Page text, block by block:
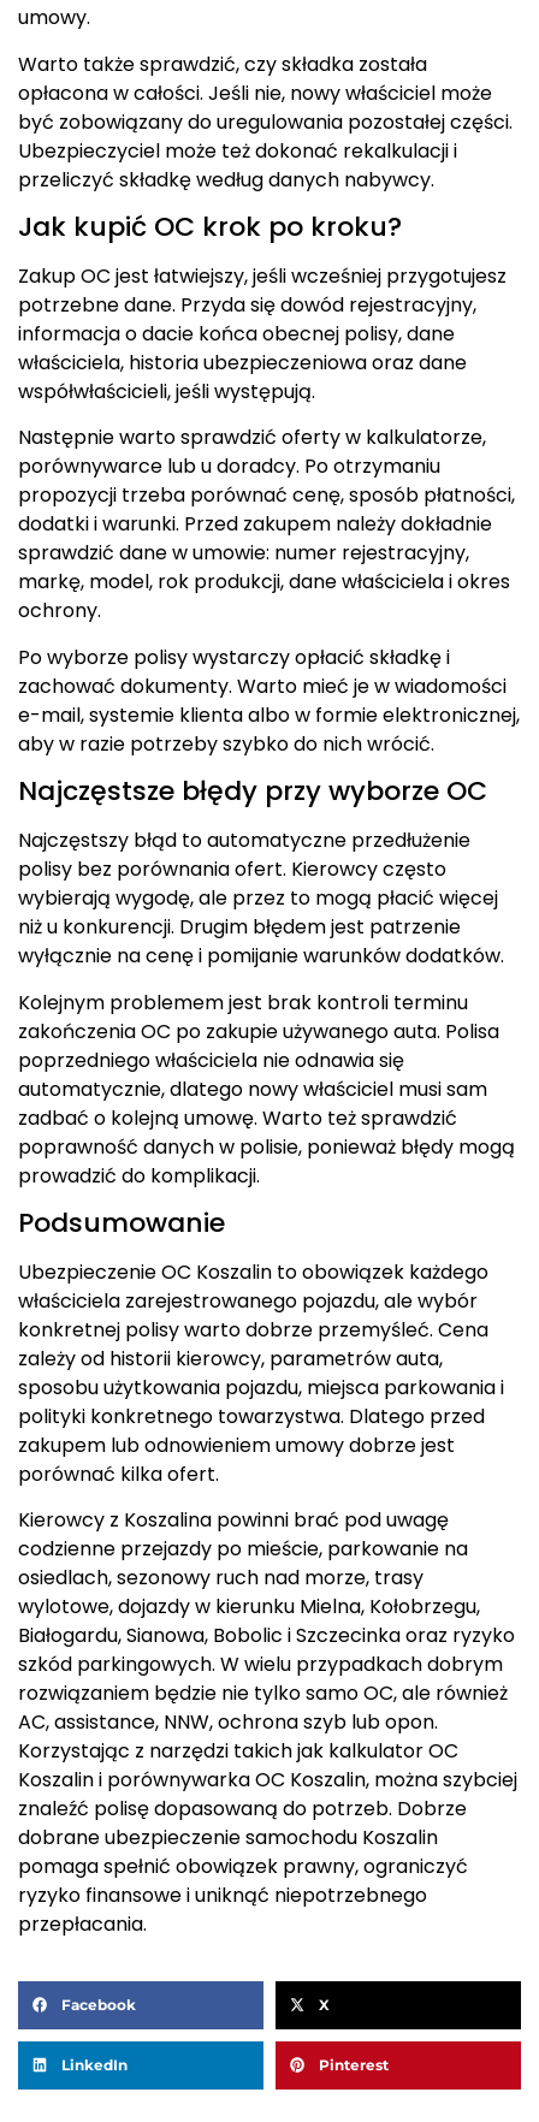
umowy.
Warto także sprawdzić, czy składka została
opłacona w całości. Jeśli nie, nowy właściciel może
być zobowiązany do uregulowania pozostałej części.
Ubezpieczyciel może też dokonać rekalkulacji i
przeliczyć składkę według danych nabywcy.
Jak kupić OC krok po kroku?
Zakup OC jest łatwiejszy, jeśli wcześniej przygotujesz
potrzebne dane. Przyda się dowód rejestracyjny,
informacja o dacie końca obecnej polisy, dane
właściciela, historia ubezpieczeniowa oraz dane
współwłaścicieli, jeśli występują.
Następnie warto sprawdzić oferty w kalkulatorze,
porównywarce lub u doradcy. Po otrzymaniu
propozycji trzeba porównać cenę, sposób płatności,
dodatki i warunki. Przed zakupem należy dokładnie
sprawdzić dane w umowie: numer rejestracyjny,
markę, model, rok produkcji, dane właściciela i okres
ochrony.
Po wyborze polisy wystarczy opłacić składkę i
zachować dokumenty. Warto mieć je w wiadomości
e-mail, systemie klienta albo w formie elektronicznej,
aby w razie potrzeby szybko do nich wrócić.
Najczęstsze błędy przy wyborze OC
Najczęstszy błąd to automatyczne przedłużenie
polisy bez porównania ofert. Kierowcy często
wybierają wygodę, ale przez to mogą płacić więcej
niż u konkurencji. Drugim błędem jest patrzenie
wyłącznie na cenę i pomijanie warunków dodatków.
Kolejnym problemem jest brak kontroli terminu
zakończenia OC po zakupie używanego auta. Polisa
poprzedniego właściciela nie odnawia się
automatycznie, dlatego nowy właściciel musi sam
zadbać o kolejną umowę. Warto też sprawdzić
poprawność danych w polisie, ponieważ błędy mogą
prowadzić do komplikacji.
Podsumowanie
Ubezpieczenie OC Koszalin to obowiązek każdego
właściciela zarejestrowanego pojazdu, ale wybór
konkretnej polisy warto dobrze przemyśleć. Cena
zależy od historii kierowcy, parametrów auta,
sposobu użytkowania pojazdu, miejsca parkowania i
polityki konkretnego towarzystwa. Dlatego przed
zakupem lub odnowieniem umowy dobrze jest
porównać kilka ofert.
Kierowcy z Koszalina powinni brać pod uwagę
codzienne przejazdy po mieście, parkowanie na
osiedlach, sezonowy ruch nad morze, trasy
wylotowe, dojazdy w kierunku Mielna, Kołobrzegu,
Białogardu, Sianowa, Bobolic i Szczecinka oraz ryzyko
szkód parkingowych. W wielu przypadkach dobrym
rozwiązaniem będzie nie tylko samo OC, ale również
AC, assistance, NNW, ochrona szyb lub opon.
Korzystając z narzędzi takich jak kalkulator OC
Koszalin i porównywarka OC Koszalin, można szybciej
znaleźć polisę dopasowaną do potrzeb. Dobrze
dobrane ubezpieczenie samochodu Koszalin
pomaga spełnić obowiązek prawny, ograniczyć
ryzyko finansowe i uniknąć niepotrzebnego
przepłacania.
Facebook X
LinkedIn Pinterest